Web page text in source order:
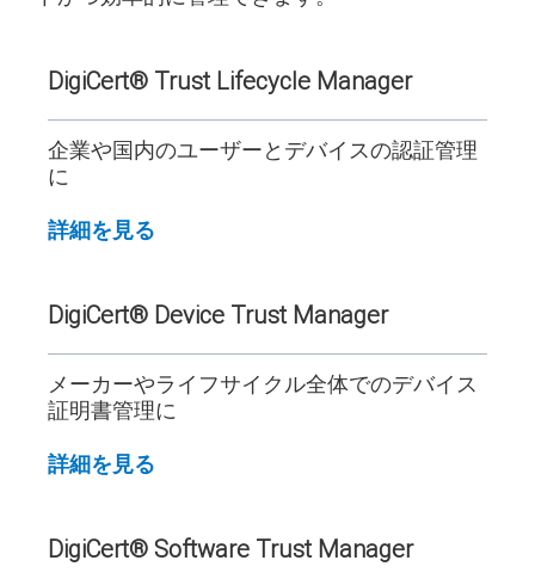
DigiCert® TrustLifecycle Manager
企業や国内のユーザーとデバイスの認証管理
に
詳細を見る
DigiCert® Device Trust Manager
メーカーやライフサイクル全体でのデバイス
証明書管理に
詳細を見る
DigiCert® SoftwareTrust Manager